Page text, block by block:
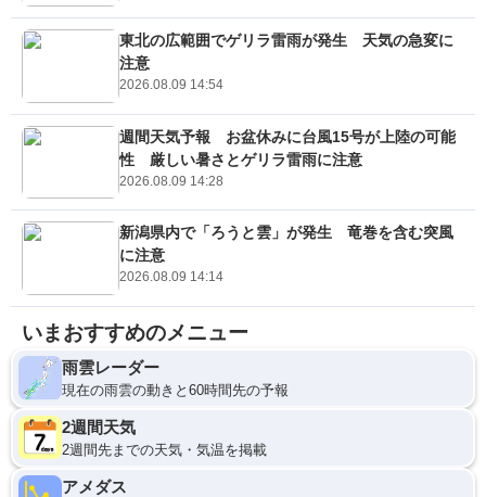
東北の広範囲でゲリラ雷雨が発生 天気の急変に
注意
2026.08.09 14:54
週間天気予報 お盆休みに台風15号が上陸の可能
性 厳しい暑さとゲリラ雷雨に注意
2026.08.09 14:28
新潟県内で「ろうと雲」が発生 竜巻を含む突風
に注意
2026.08.09 14:14
いまおすすめのメニュー
雨雲レーダー
現在の雨雲の動きと60時間先の予報
2週間天気
2週間先までの天気・気温を掲載
アメダス